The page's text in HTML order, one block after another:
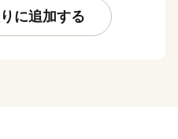
ています。
特産品も豊富で、特に夏に
に追加する